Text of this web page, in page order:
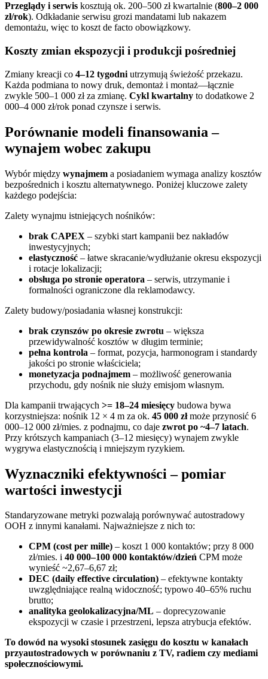
Przeglądy i serwis kosztują ok. 200–500 zł kwartalnie (800–2 000
zł/rok). Odkładanie serwisu grozi mandatami lub nakazem
demontażu, więc to koszt de facto obowiązkowy.
Koszty zmian ekspozycji i produkcji pośredniej
Zmiany kreacji co 4–12 tygodni utrzymują świeżość przekazu.
Każda podmiana to nowy druk, demontaż i montaż—łącznie
zwykle 500–1 000 zł za zmianę. Cykl kwartalny to dodatkowe 2
000–4 000 zł/rok ponad czynsze i serwis.
Porównanie modeli finansowania –
wynajem wobec zakupu
Wybór między wynajmem a posiadaniem wymaga analizy kosztów
bezpośrednich i kosztu alternatywnego. Poniżej kluczowe zalety
każdego podejścia:
Zalety wynajmu istniejących nośników:
brak CAPEX – szybki start kampanii bez nakładów
inwestycyjnych;
elastyczność – łatwe skracanie/wydłużanie okresu ekspozycji
i rotacje lokalizacji;
obsługa po stronie operatora – serwis, utrzymanie i
formalności ograniczone dla reklamodawcy.
Zalety budowy/posiadania własnej konstrukcji:
brak czynszów po okresie zwrotu – większa
przewidywalność kosztów w długim terminie;
pełna kontrola – format, pozycja, harmonogram i standardy
jakości po stronie właściciela;
monetyzacja podnajmem – możliwość generowania
przychodu, gdy nośnik nie służy emisjom własnym.
Dla kampanii trwających >= 18–24 miesięcy budowa bywa
korzystniejsza: nośnik 12 × 4 m za ok. 45 000 złmoże przynosić 6
000–12 000 zł/mies. z podnajmu, co daje zwrot po ~4–7 latach.
Przy krótszych kampaniach (3–12 miesięcy) wynajem zwykle
wygrywa elastycznością i mniejszym ryzykiem.
Wyznaczniki efektywności – pomiar
wartości inwestycji
Standaryzowane metryki pozwalają porównywać autostradowy
OOH z innymi kanałami. Najważniejsze z nich to:
CPM (cost per mille) – koszt 1 000 kontaktów; przy 8 000
zł/mies. i 40 000–100 000 kontaktów/dzień CPM może
wynieść ~2,67–6,67 zł;
DEC (daily effective circulation) – efektywne kontakty
uwzględniające realną widoczność; typowo 40–65% ruchu
brutto;
analityka geolokalizacyjna/ML – doprecyzowanie
ekspozycji w czasie i przestrzeni, lepsza atrybucja efektów.
To dowód na wysoki stosunek zasięgu do kosztu w kanałach
przyautostradowych w porównaniu z TV, radiem czy mediami
społecznościowymi.